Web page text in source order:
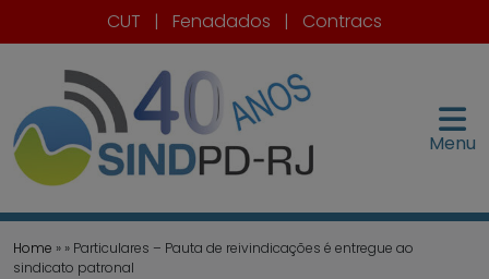
CUT | Fenadados | Contracs
Menu
Home » » Particulares – Pauta de reivindicações é entregue ao
sindicato patronal